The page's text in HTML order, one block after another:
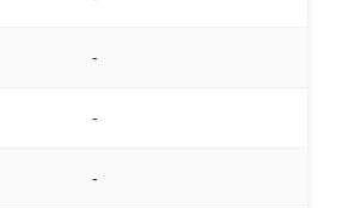
-
-
-